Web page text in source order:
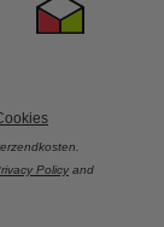
Policy and